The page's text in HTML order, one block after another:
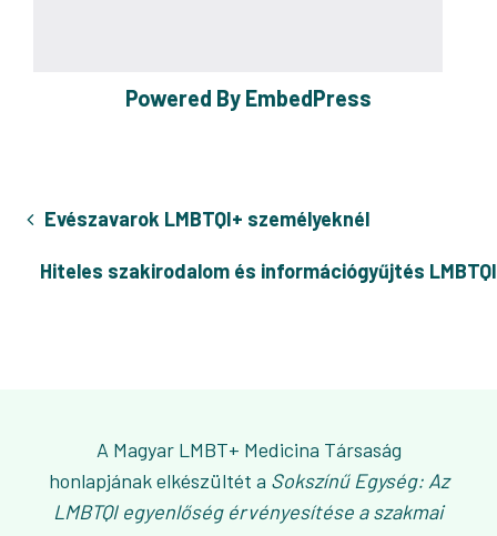
Powered By EmbedPress
Evészavarok LMBTQI+ személyeknél
Hiteles szakirodalom és információgyűjtés
A Magyar LMBT+ Medicina Társaság
honlapjának elkészültét a Sokszínű Egység: Az
LMBTQI egyenlőség érvényesítése a szakmai